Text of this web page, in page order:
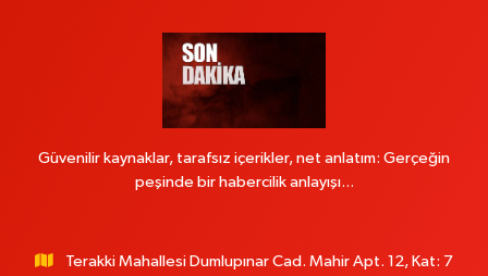
Güvenilir kaynaklar, tarafsız içerikler, net anlatım: Gerçeğin
peşinde bir habercilik anlayışı...
Terakki Mahallesi Dumlupınar Cad. Mahir Apt. 12, Kat: 7